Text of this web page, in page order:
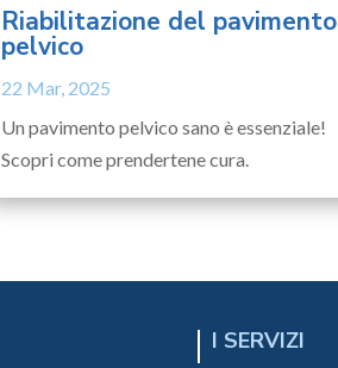
Riabilitazione del pavimento
pelvico
22 Mar, 2025
Un pavimento pelvico sano è essenziale!
Scopri come prendertene cura.
I SERVIZI